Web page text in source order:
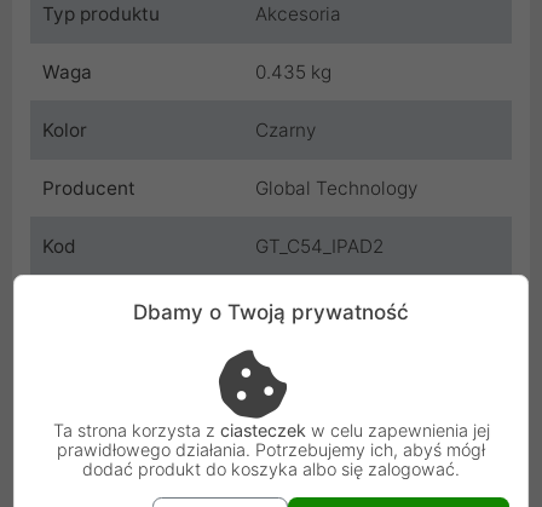
Typ produktu Akcesoria
Waga 0.435 kg
Kolor Czarny
Producent Global Technology
Kod GT_C54_IPAD2
C0657240
5901386704641
Gwarancja
producenta
12 miesięcy
Osoba odpowiedzialna i bezpieczeństwo
Dbamy o Twoją prywatność
Ta strona korzysta z ciasteczek w celu zapewnienia jej
prawidłowego działania. Potrzebujemy ich, abyś mógł
dodać produkt do koszyka albo się zalogować.